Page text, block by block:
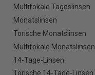
Multifokale Tageslinsen
Monatslinsen
Torische Monatslinsen
Multifokale Monatslinsen
14-Tage-Linsen
Torische 14-Tage-Linsen